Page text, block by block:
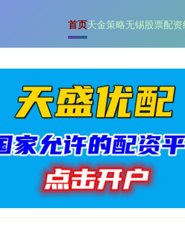
首页天金策略无锡股票配资